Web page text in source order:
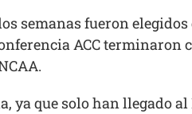
semanas fueron
ACC terminaron
ya que solo han llegado